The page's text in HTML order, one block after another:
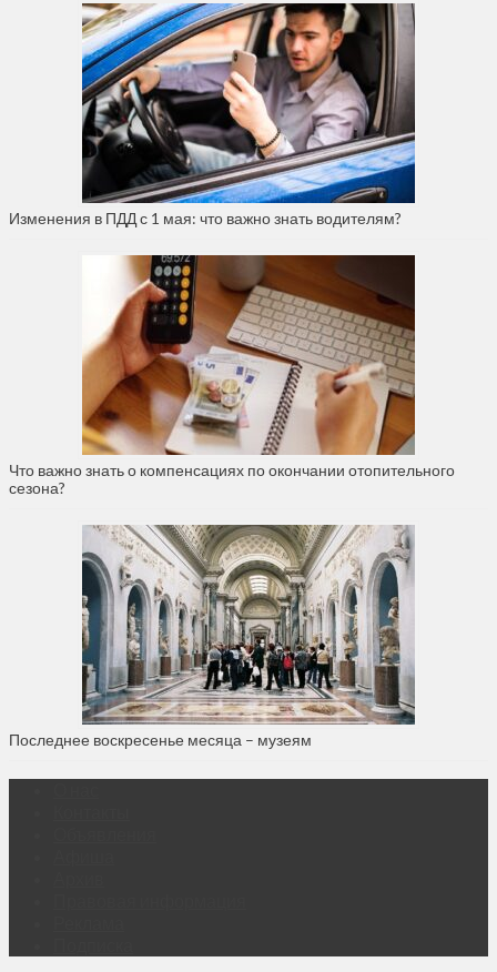
Изменения в ПДД с 1 мая: что важно знать водителям?
Что важно знать о компенсациях по окончании отопительного
сезона?
Последнее воскресенье месяца – музеям